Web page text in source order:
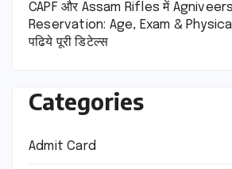
CAPF और Assam Rifles में Agniveers
Reservation: Age, Exam & Physical
पढिये पूरी डिटेल्स
Categories
Admit Card